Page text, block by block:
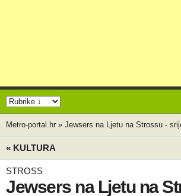
Metro-portal.hr » Jewsers na Ljetu na Strossu -
« KULTURA
STROSS
Jewsers na Ljetu na